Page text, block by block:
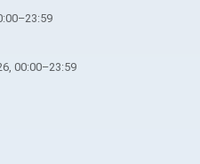
00:00–23:59